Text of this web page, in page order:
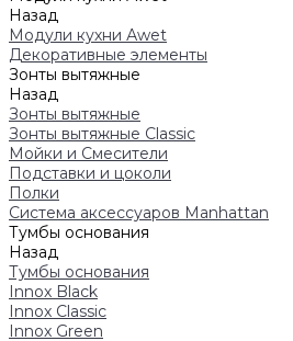
Назад
Модули кухни Аwet
Декоративные элементы
Зонты вытяжные
Назад
Зонты вытяжные
Зонты вытяжные Classic
Мойки и Смесители
Подставки и цоколи
Полки
Система аксессуаров Manhattan
Тумбы основания
Назад
Тумбы основания
Innox Black
Innox Classic
Innox Green